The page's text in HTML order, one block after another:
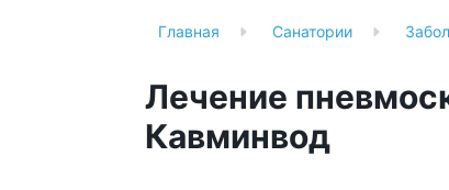
Главная Санатории
Лечение
Кавминвод